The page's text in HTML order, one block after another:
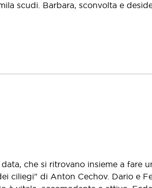
scudi. Barbara, sconvolta e
che si ritrovano insieme a fare
ciliegi" di Anton Cechov. Dario e